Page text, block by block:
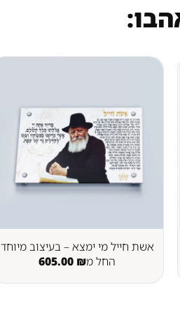
אשת חייל מי ימצא – בעיצוב מיוחד
החל מ
605.00 ₪